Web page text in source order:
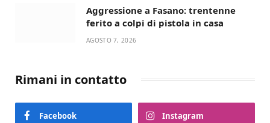
Aggressione a Fasano: trentenne
ferito a colpi di pistola in casa
AGOSTO 7, 2026
Rimani in contatto
Facebook Instagram